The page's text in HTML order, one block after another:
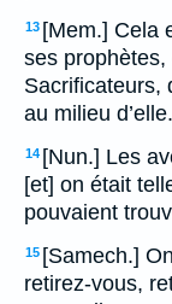
13 [Mem.] Cela
ses
Sacrificateurs,
au milieu d’elle.
14 [Nun.] Les
[et] on était
pouvaient
15 [Samech.]
retirez-vous,